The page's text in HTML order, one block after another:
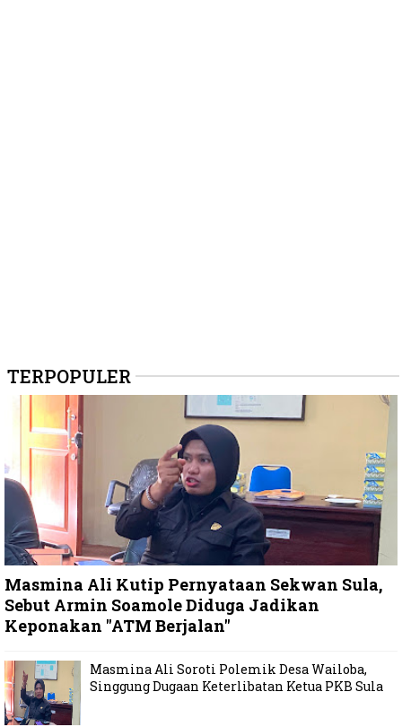
TERPOPULER
Masmina Ali Kutip Pernyataan Sekwan Sula,
Sebut Armin Soamole Diduga Jadikan
Keponakan "ATM Berjalan"
Masmina Ali Soroti Polemik Desa Wailoba,
Singgung Dugaan Keterlibatan Ketua PKB Sula